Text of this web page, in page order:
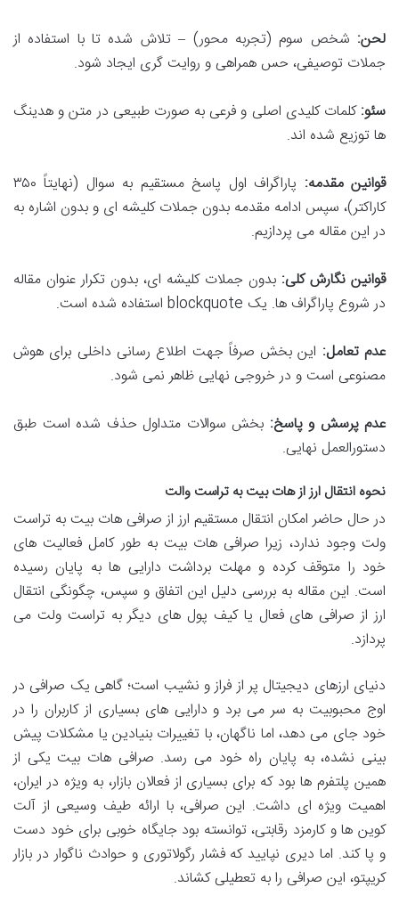
لحن: شخص سوم (تجربه محور) – تلاش شده تا با استفاده از
جملات توصیفی، حس همراهی و روایت گری ایجاد شود.
سئو:کلمات کلیدی اصلی و فرعی به صورت طبیعی در متن و هدینگ
ها توزیع شده اند.
قوانین مقدمه:
پاراگراف اول پاسخ مستقیم به سوال (نهایتاً ۳۵۰
کاراکتر)، سپس ادامه مقدمه بدون جملات کلیشه ای و بدون اشاره به
در این مقاله می پردازیم.
قوانین نگارش کلی: بدون جملات کلیشه ای، بدون تکرار عنوان مقاله
در شروع پاراگراف ها. یک blockquote استفاده شده است.
عدم تعامل: این بخش صرفاً جهت اطلاع رسانی داخلی برای هوش
مصنوعی است و در خروجی نهایی ظاهر نمی شود.
عدم پرسش و پاسخ: بخش سوالات متداول حذف شده است طبق
دستورالعمل نهایی.
نحوه انتقال ارز از هات بیت به تراست والت
در حال حاضر امکان انتقال مستقیم ارز از صرافی هات بیت به تراست
ولت وجود ندارد، زیرا صرافی هات بیت به طور کامل فعالیت های
خود را متوقف کرده و مهلت برداشت دارایی ها به پایان رسیده
است. این مقاله به بررسی دلیل این اتفاق و سپس، چگونگی انتقال
ارز از صرافی های فعال یا کیف پول های دیگر به تراست ولت می
پردازد.
دنیای ارزهای دیجیتال پر از فراز و نشیب است؛ گاهی یک صرافی در
اوج محبوبیت به سر می برد و دارایی های بسیاری از کاربران را در
خود جای می دهد، اما ناگهان، با تغییرات بنیادین یا مشکلات پیش
بینی نشده، به پایان راه خود می رسد. صرافی هات بیت یکی از
همین پلتفرم ها بود که برای بسیاری از فعالان بازار، به ویژه در ایران،
اهمیت ویژه ای داشت. این صرافی، با ارائه طیف وسیعی از آلت
کوین ها و کارمزد رقابتی، توانسته بود جایگاه خوبی برای خود دست
و پا کند. اما دیری نپایید که فشار رگولاتوری و حوادث ناگوار در بازار
کریپتو، این صرافی را به تعطیلی کشاند.